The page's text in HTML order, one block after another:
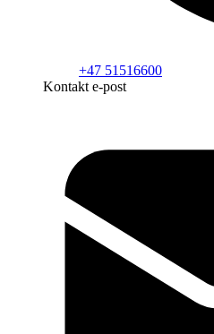
+47 51516600
Kontakt e-post